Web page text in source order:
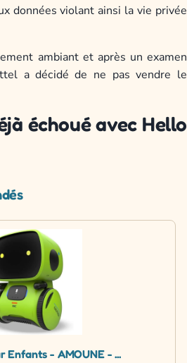
données violant ainsi la vie privée
ambiant et après un examen
a décidé de ne pas vendre le
échoué avec Hello
- AMOUNE - ...